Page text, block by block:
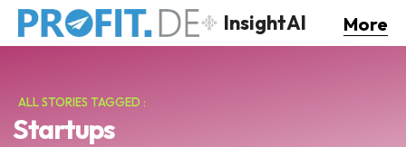
InsightAI More
ALL STORIES TAGGED :
Startups